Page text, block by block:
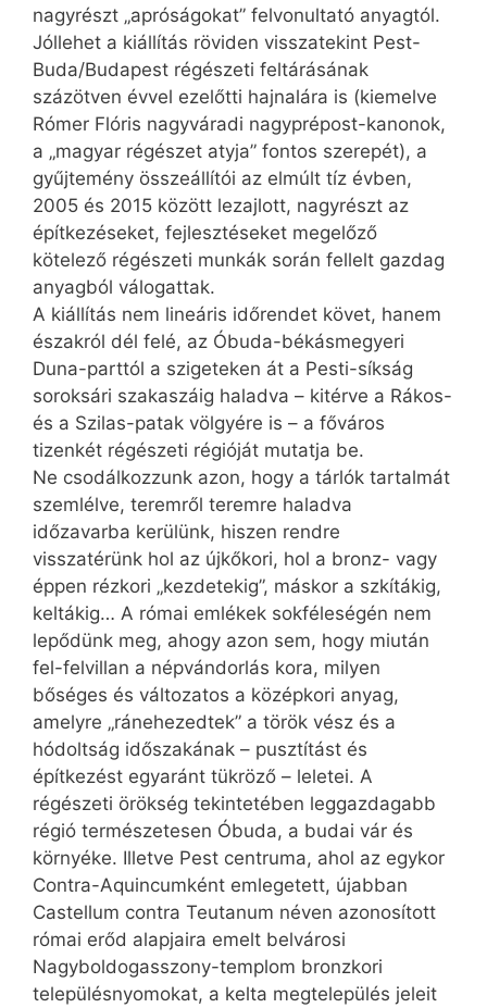
nagyrészt „apróságokat” felvonultató anyagtól.
Jóllehet a kiállítás röviden visszatekint Pest-
Buda/Budapest régészeti feltárásának
százötven évvel ezelőtti hajnalára is (kiemelve
Rómer Flóris nagyváradi nagyprépost-kanonok,
a „magyar régészet atyja” fontos szerepét), a
gyűjtemény összeállítói az elmúlt tíz évben,
2005 és 2015 között lezajlott, nagyrészt az
építkezéseket, fejlesztéseket megelőző
kötelező régészeti munkák során fellelt gazdag
anyagból válogattak.
A kiállítás nem lineáris időrendet követ, hanem
északról dél felé, az Óbuda-békásmegyeri
Duna-parttól a szigeteken át a Pesti-síkság
soroksári szakaszáig haladva – kitérve a Rákos-
és a Szilas-patak völgyére is – a főváros
tizenkét régészeti régióját mutatja be.
Ne csodálkozzunk azon, hogy a tárlók tartalmát
szemlélve, teremről teremre haladva
időzavarba kerülünk, hiszen rendre
visszatérünk hol az újkőkori, hol a bronz- vagy
éppen rézkori „kezdetekig”, máskor a szkítákig,
keltákig… A római emlékek sokféleségén nem
lepődünk meg, ahogy azon sem, hogy miután
fel-felvillan a népvándorlás kora, milyen
bőséges és változatos a középkori anyag,
amelyre „ránehezedtek” a török vész és a
hódoltság időszakának – pusztítást és
építkezést egyaránt tükröző – leletei. A
régészeti örökség tekintetében leggazdagabb
régió természetesen Óbuda, a budai vár és
környéke. Illetve Pest centruma, ahol az egykor
Contra-Aquincumként emlegetett, újabban
Castellum contra Teutanum néven azonosított
római erőd alapjaira emelt belvárosi
Nagyboldogasszony-templom bronzkori
településnyomokat, a kelta megtelepülés jeleit